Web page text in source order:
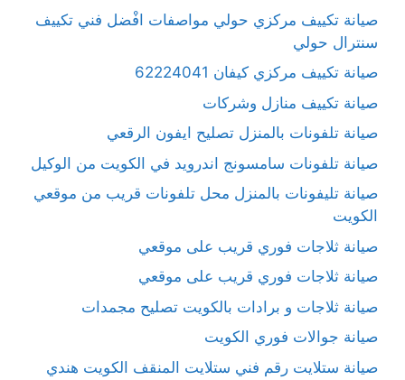
صيانة تكييف مركزي حولي مواصفات افْضل فني تكييف
سنترال حولي
صيانة تكييف مركزي كيفان 62224041
صيانة تكييف منازل وشركات
صيانة تلفونات بالمنزل تصليح ايفون الرقعي
صيانة تلفونات سامسونج اندرويد في الكويت من الوكيل
صيانة تليفونات بالمنزل محل تلفونات قريب من موقعي
الكويت
صيانة ثلاجات فوري قريب على موقعي
صيانة ثلاجات فوري قريب على موقعي
صيانة ثلاجات و برادات بالكويت تصليح مجمدات
صيانة جوالات فوري الكويت
صيانة ستلايت رقم فني ستلايت المنقف الكويت هندي